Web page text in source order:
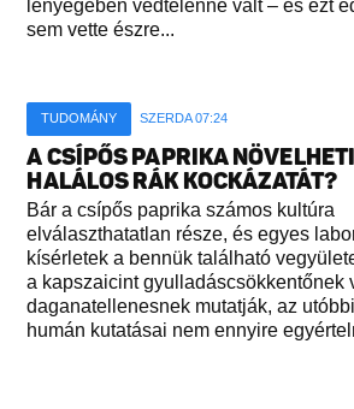
lényegében védtelenné vált – és ezt
sem vette észre...
TUDOMÁNY SZERDA 07:24
A CSÍPŐS PAPRIKA
HALÁLOS RÁK KOCKÁZATÁT?
Bár a csípős paprika számos kultúra
elválaszthatatlan része, és egyes
kísérletek a bennük található
a kapszaicint gyulladáscsökkentőnek
daganatellenesnek mutatják, az
humán kutatásai nem ennyire